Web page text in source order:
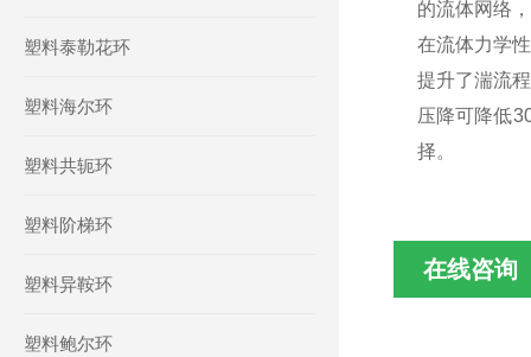
塑料泰勒花环
塑料海尔环
塑料共轭环
塑料阶梯环
塑料异鞍环
塑料鲍尔环
的流体网络
在流体力学
提升了湍流
压降可降低
择。
在线咨询